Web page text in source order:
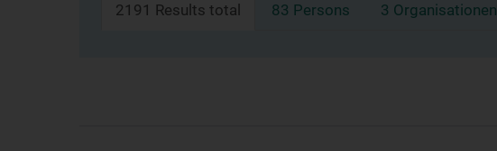
2191 Results total 83 Persons 3 Organisationen